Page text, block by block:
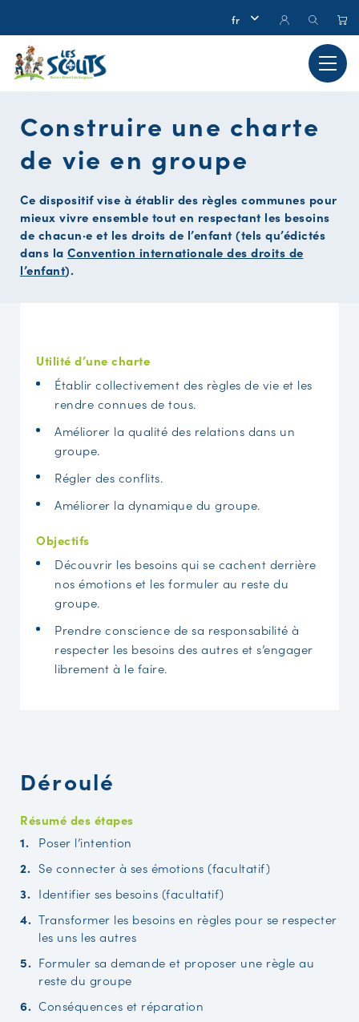
Construire une charte
de vie en groupe
Ce dispositif vise à établir des règles communes pour
mieux vivre ensemble tout en respectant les besoins
de chacun·e et les droits de l’enfant (tels qu’édictés
dans la Convention internationale des droits de
l’enfant).
Utilité d’une charte
Établir collectivement des règles de vie et les
rendre connues de tous.
Améliorer la qualité des relations dans un
groupe.
Régler des conflits.
Améliorer la dynamique du groupe.
Objectifs
Découvrir les besoins qui se cachent derrière
nos émotions et les formuler au reste du
groupe.
Prendre conscience de sa responsabilité à
respecter les besoins des autres et s’engager
librement à le faire.
Déroulé
Résumé des étapes
Poser l’intention
Se connecter à ses émotions (facultatif)
Identifier ses besoins (facultatif)
Transformer les besoins en règles pour se respecter
les uns les autres
Formuler sa demande et proposer une règle au
reste du groupe
Conséquences et réparation